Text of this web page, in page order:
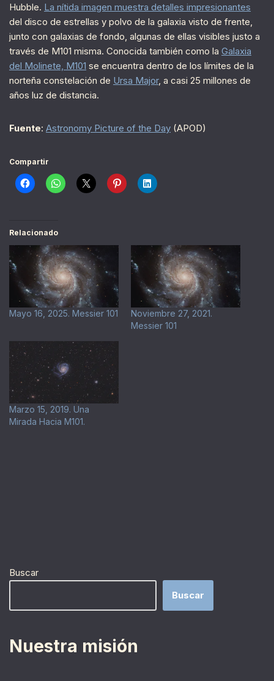
Hubble. La nítida imagen muestra detalles impresionantes
del disco de estrellas y polvo de la galaxia visto de frente,
junto con galaxias de fondo, algunas de ellas visibles justo a
través de M101 misma. Conocida también como la Galaxia
del Molinete, M101 se encuentra dentro de los límites de la
norteña constelación de Ursa Major, a casi 25 millones de
años luz de distancia.
Fuente: Astronomy Picture of the Day (APOD)
Compartir
Relacionado
Mayo 16, 2025. Messier 101
Noviembre 27, 2021.
Messier 101
Marzo 15, 2019. Una
Mirada Hacia M101.
Buscar
Buscar
Nuestra misión